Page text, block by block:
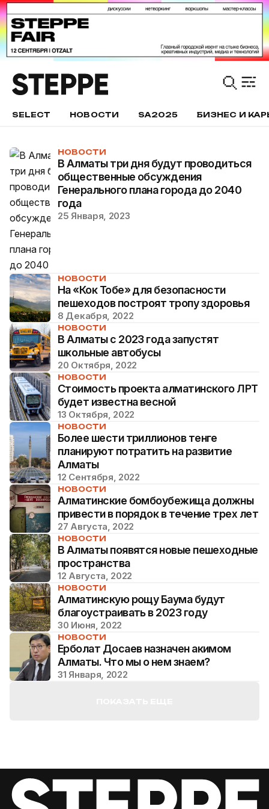
SELECT НОВОСТИ SA2025 БИЗНЕС И
НОВОСТИ
В Алматы три дня будут проводиться
общественные обсуждения
Генерального плана города до 2040
года
25 Января, 2023
НОВОСТИ
На «Кок Тобе» для безопасности
пешеходов построят тропу здоровья
8 Декабря, 2022
НОВОСТИ
В Алматы с 2023 года запустят
школьные автобусы
20 Октября, 2022
НОВОСТИ
Стоимость проекта алматинского ЛРТ
будет известна весной
13 Октября, 2022
НОВОСТИ
Более шести триллионов тенге
планируют потратить на развитие
Алматы
12 Сентября, 2022
НОВОСТИ
Алматинские бомбоубежища должны
привести в порядок в течение трех лет
27 Августа, 2022
НОВОСТИ
В Алматы появятся новые пешеходные
пространства
12 Августа, 2022
НОВОСТИ
Алматинскую рощу Баума будут
благоустраивать в 2023 году
30 Июня, 2022
НОВОСТИ
Ерболат Досаев назначен акимом
Алматы. Что мы о нем знаем?
31 Января, 2022